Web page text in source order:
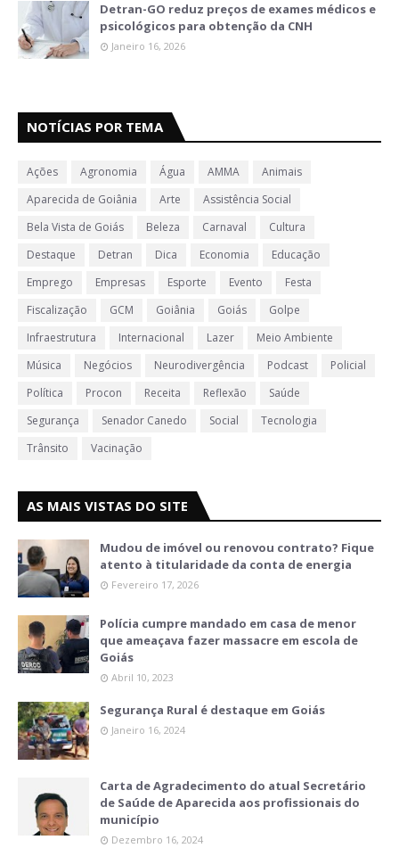
Detran-GO reduz preços de exames médicos e
psicológicos para obtenção da CNH
Janeiro 16, 2026
NOTÍCIAS POR TEMA
Ações Agronomia Água AMMA
Animais
Aparecida de Goiânia
Arte
Assistência Social
Bela Vista de Goiás
Beleza Carnaval
Cultura
Destaque
Detran Dica Economia
Educação
Emprego
Empresas Esporte Evento
Festa
Fiscalização
GCM Goiânia Goiás
Golpe
Infraestrutura
Internacional Lazer
Meio Ambiente
Música
Negócios Neurodivergência Podcast
Policial
Política
Procon Receita Reflexão
Saúde
Segurança
Senador Canedo Social
Tecnologia
Trânsito
Vacinação
AS MAIS VISTAS DO SITE
Mudou de imóvel ou renovou contrato? Fique
atento à titularidade da conta de energia
Fevereiro 17, 2026
Polícia cumpre mandado em casa de menor
que ameaçava fazer massacre em escola de
Goiás
Abril 10, 2023
Segurança Rural é destaque em Goiás
Janeiro 16, 2024
Carta de Agradecimento do atual Secretário
de Saúde de Aparecida aos profissionais do
município
Dezembro 16, 2024